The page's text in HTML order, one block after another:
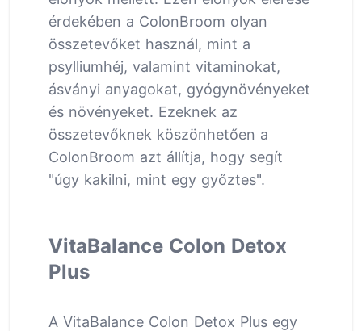
érdekében a ColonBroom olyan
összetevőket használ, mint a
psylliumhéj, valamint vitaminokat,
ásványi anyagokat, gyógynövényeket
és növényeket. Ezeknek az
összetevőknek köszönhetően a
ColonBroom azt állítja, hogy segít
"úgy kakilni, mint egy győztes".
VitaBalance Colon Detox
Plus
A VitaBalance Colon Detox Plus egy